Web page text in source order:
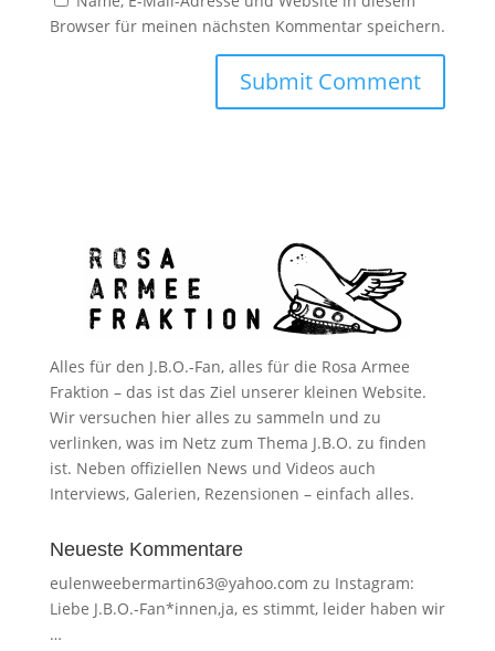
Browser für meinen nächsten Kommentar speichern.
Alles für den J.B.O.-Fan, alles für die Rosa Armee
Fraktion – das ist das Ziel unserer kleinen Website.
Wir versuchen hier alles zu sammeln und zu
verlinken, was im Netz zum Thema J.B.O. zu finden
ist. Neben offiziellen News und Videos auch
Interviews, Galerien, Rezensionen – einfach alles.
Neueste Kommentare
eulenweebermartin63@yahoo.com zu Instagram:
Liebe J.B.O.-Fan*innen,ja, es stimmt, leider haben wir
…